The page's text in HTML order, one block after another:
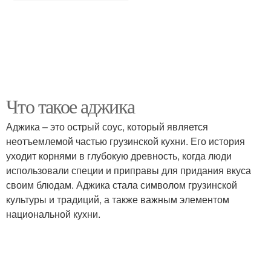
Что такое аджика
Аджика – это острый соус, который является
неотъемлемой частью грузинской кухни. Его история
уходит корнями в глубокую древность, когда люди
использовали специи и приправы для придания вкуса
своим блюдам. Аджика стала символом грузинской
культуры и традиций, а также важным элементом
национальной кухни.